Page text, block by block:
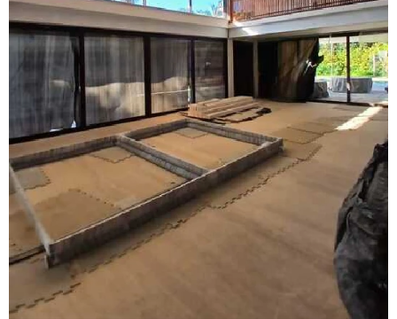
Fábrica de janela antirruído em são paulo
Fábrica de janela antirruído em sp
Fábrica de janela sobreposta de correr
Fábrica de janela sobreposta de correr em sp
Fábrica de janela sobreposta de giro
Fábrica janela sobreposta de giro em são paulo
Fábrica de janela vidro multilaminado
Fábrica de janela vidro triplo